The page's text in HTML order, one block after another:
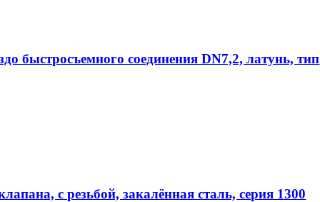
быстросъемного соединения DN7,2, латунь, тип
с резьбой, закалённая сталь, серия 1300